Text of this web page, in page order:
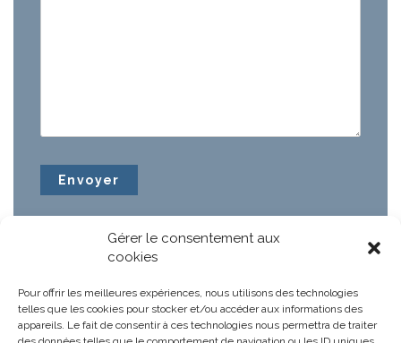
Gérer le consentement aux
cookies
Pour offrir les meilleures expériences, nous utilisons des technologies
telles que les cookies pour stocker et/ou accéder aux informations des
appareils. Le fait de consentir à ces technologies nous permettra de traiter